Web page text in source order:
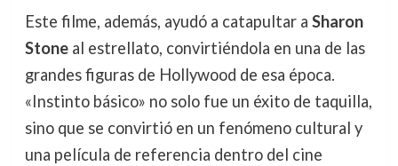
Este filme, además, ayudó a catapultar a Sharon
Stoneal estrellato, convirtiéndola en una de las
grandes figuras de Hollywood de esa época.
«Instinto básico» no solo fue un éxito de taquilla,
sino que se convirtió en un fenómeno cultural y
una película de referencia dentro del cine